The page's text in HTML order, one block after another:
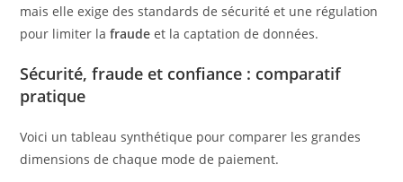
mais elle exige des standards de sécurité et une régulation
pour limiter lafraude et la captation de données.
Sécurité, fraude et confiance : comparatif
pratique
Voici un tableau synthétique pour comparer les grandes
dimensions de chaque mode de paiement.